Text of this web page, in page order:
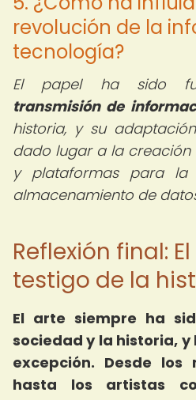
revolución de la
tecnología?
El papel ha sido
transmisión de
historia, y su
dado lugar a la creación
y plataformas para la
almacenamiento de
Reflexión final:
testigo de la
El arte siempre ha
sociedad y la historia, y
excepción. Desde los
hasta los artistas